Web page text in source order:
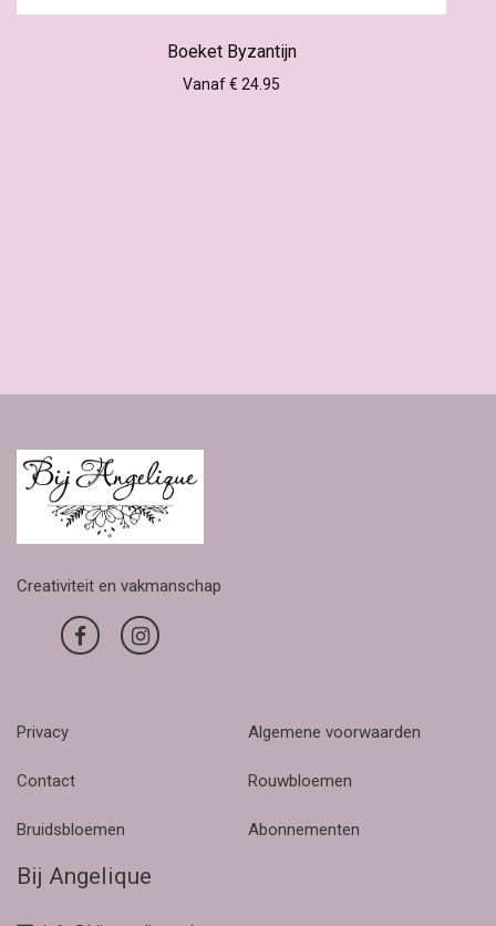
Boeket Byzantijn
Vanaf € 24.95
Creativiteit en vakmanschap
Privacy Algemene voorwaarden
Contact Rouwbloemen
Bruidsbloemen Abonnementen
Bij Angelique